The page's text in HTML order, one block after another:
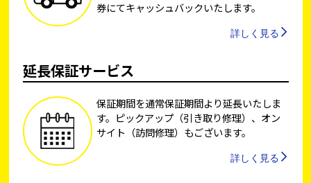
券にてキャッシュバックいたします。
詳しく見る
延長保証サービス
保証期間を通常保証期間より延長いたしま
す。ピックアップ（引き取り修理）、オン
サイト（訪問修理）もございます。
詳しく見る